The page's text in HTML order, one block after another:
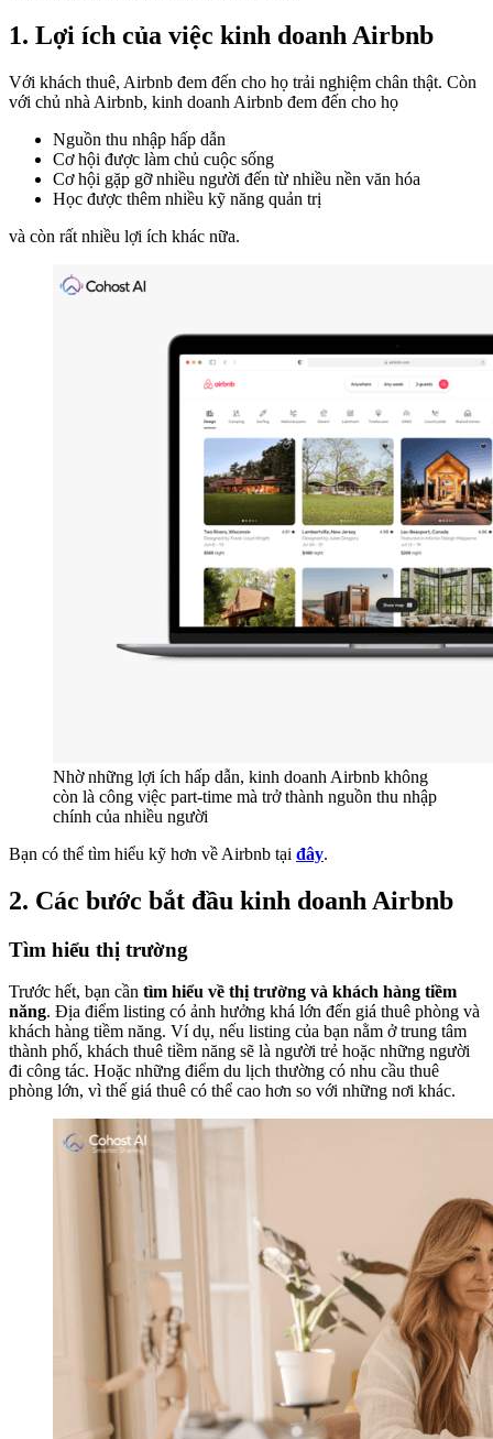
1. Lợi ích của việc kinh doanh Airbnb
Với khách thuê, Airbnb đem đến cho họ trải nghiệm chân thật. Còn
với chủ nhà Airbnb, kinh doanh Airbnb đem đến cho họ
Nguồn thu nhập hấp dẫn
Cơ hội được làm chủ cuộc sống
Cơ hội gặp gỡ nhiều người đến từ nhiều nền văn hóa
Học được thêm nhiều kỹ năng quản trị
và còn rất nhiều lợi ích khác nữa.
Nhờ những lợi ích hấp dẫn, kinh doanh Airbnb không
còn là công việc part-time mà trở thành nguồn thu nhập
chính của nhiều người
Bạn có thể tìm hiểu kỹ hơn về Airbnb tại đây.
2. Các bước bắt đầu kinh doanh Airbnb
Tìm hiểu thị trường
Trước hết, bạn cần tìm hiểu về thị trường và khách hàng tiềm
năng. Địa điểm listing có ảnh hưởng khá lớn đến giá thuê phòng và
khách hàng tiềm năng. Ví dụ, nếu listing của bạn nằm ở trung tâm
thành phố, khách thuê tiềm năng sẽ là người trẻ hoặc những người
đi công tác. Hoặc những điểm du lịch thường có nhu cầu thuê
phòng lớn, vì thế giá thuê có thể cao hơn so với những nơi khác.